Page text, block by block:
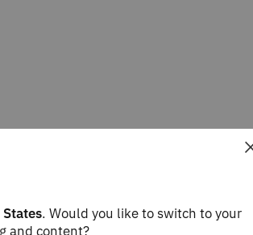
. Would you like to switch to your